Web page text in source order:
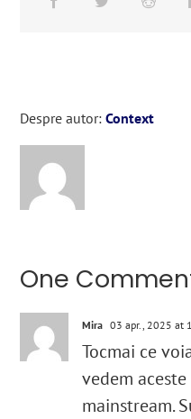
Despre autor:Context
One
Mira 03 apr., 2025 at
Tocmai ce
vedem
mainstream.